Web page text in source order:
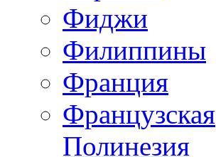
Фиджи
Филиппины
Франция
Французская
Полинезия